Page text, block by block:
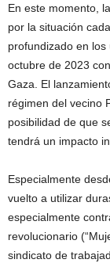
En este momento,
por la situación
profundizado en
octubre de 2023
Gaza. El
régimen del vecino
posibilidad de que
tendrá un impacto
Especialmente
vuelto a utilizar
especialmente
revolucionario
sindicato de